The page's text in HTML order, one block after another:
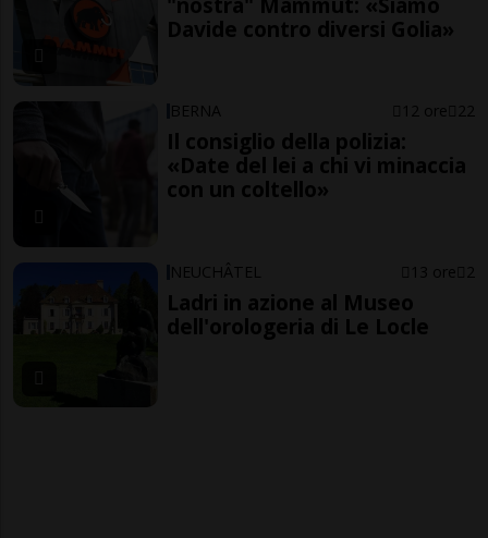
Davide contro diversi Golia»
BERNA 12 ore 22
Il consiglio della polizia:
«Date del lei a chi vi minaccia
con un coltello»
NEUCHÂTEL 13 ore 2
Ladri in azione al Museo
dell'orologeria di Le Locle